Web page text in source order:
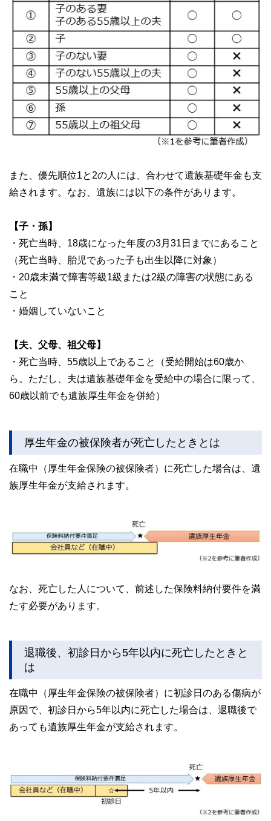
また、優先順位1と2の人には、合わせて遺族基礎年金も支
給されます。なお、遺族には以下の条件があります。
【子・孫】
・死亡当時、18歳になった年度の3月31日までにあること
（死亡当時、胎児であった子も出生以降に対象）
・20歳未満で障害等級1級または2級の障害の状態にある
こと
・婚姻していないこと
【夫、父母、祖父母】
・死亡当時、55歳以上であること（受給開始は60歳か
ら。ただし、夫は遺族基礎年金を受給中の場合に限って、
60歳以前でも遺族厚生年金を併給）
厚生年金の被保険者が死亡したときとは
在職中（厚生年金保険の被保険者）に死亡した場合は、遺
族厚生年金が支給されます。
なお、死亡した人について、前述した保険料納付要件を満
たす必要があります。
退職後、初診日から5年以内に死亡したときと
は
在職中（厚生年金保険の被保険者）に初診日のある傷病が
原因で、初診日から5年以内に死亡した場合は、退職後で
あっても遺族厚生年金が支給されます。